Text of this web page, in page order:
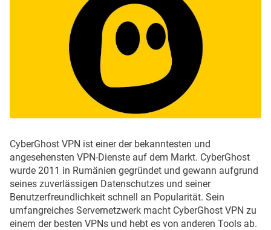
CyberGhost VPN ist einer der bekanntesten und
angesehensten VPN-Dienste auf dem Markt. CyberGhost
wurde 2011 in Rumänien gegründet und gewann aufgrund
seines zuverlässigen Datenschutzes und seiner
Benutzerfreundlichkeit schnell an Popularität. Sein
umfangreiches Servernetzwerk macht CyberGhost VPN zu
einem der besten VPNs und hebt es von anderen Tools ab.